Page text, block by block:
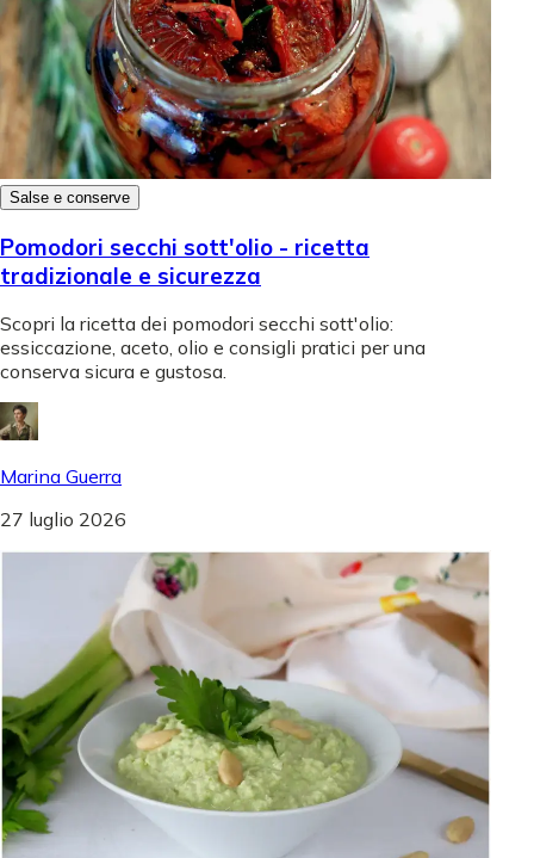
Salse e conserve
Pomodori secchi sott'olio - ricetta
tradizionale e sicurezza
Scopri la ricetta dei pomodori secchi sott'olio:
essiccazione, aceto, olio e consigli pratici per una
conserva sicura e gustosa.
Marina Guerra
27 luglio 2026